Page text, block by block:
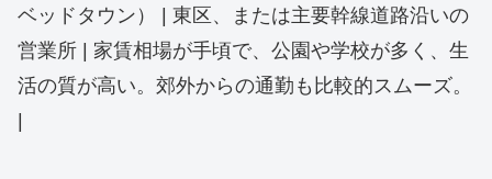
ベッドタウン） | 東区、または主要幹線道路沿いの
営業所 | 家賃相場が手頃で、公園や学校が多く、生
活の質が高い。郊外からの通勤も比較的スムーズ。
|